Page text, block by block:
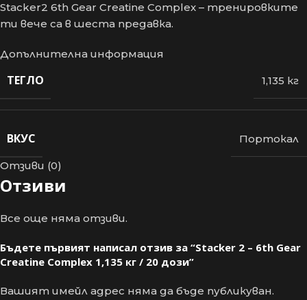
Stacker2 6th Gear Creatine Complex – тренировките
ти вече са в шеста предавка.
Допълнителна информация
ТЕГЛО 1,135 кг
ВКУС Портокал
Отзиви (0)
Отзиви
Все още няма отзиви.
Бъдете първият написал отзив за “Stacker 2 – 6th Gear
Creatine Complex 1,135 кг / 20 дози”
Вашият имейл адрес няма да бъде публикуван.